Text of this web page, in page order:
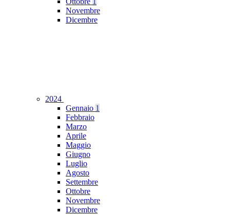
Novembre
Dicembre
2024
Gennaio 1
Febbraio
Marzo
Aprile
Maggio
Giugno
Luglio
Agosto
Settembre
Ottobre
Novembre
Dicembre